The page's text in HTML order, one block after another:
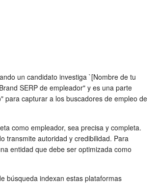
un candidato investiga `[Nombre de tu
SERP de empleador" y es una parte
para capturar a los buscadores de empleo de
como empleador, sea precisa y completa.
transmite autoridad y credibilidad. Para
entidad que debe ser optimizada como
búsqueda indexan estas plataformas